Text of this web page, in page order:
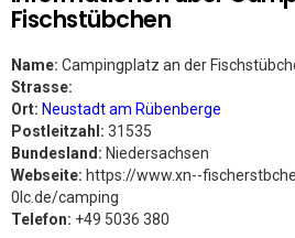
Fischstübchen
Name: Campingplatz an der
Strasse:
Ort: Neustadt am Rübenberge
Postleitzahl: 31535
Bundesland: Niedersachsen
Webseite: https://www.xn--
0lc.de/camping
Telefon: +49 5036 380